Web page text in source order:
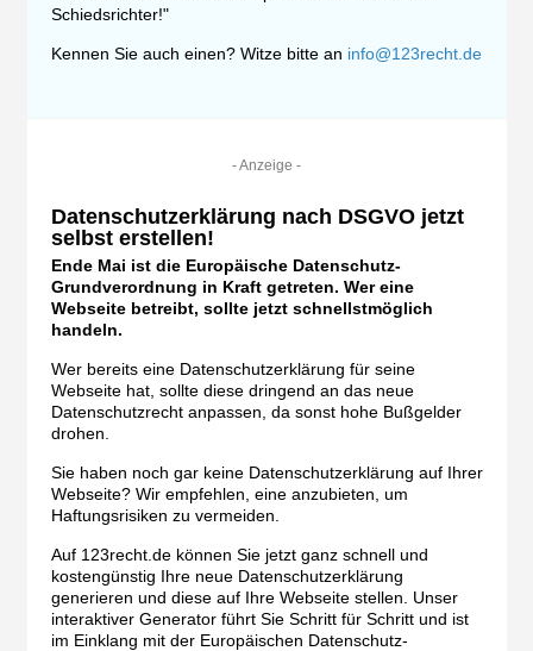
Schiedsrichter!"
Kennen Sie auch einen? Witze bitte an info@123recht.de
- Anzeige -
Datenschutzerklärung nach DSGVO jetzt
selbst erstellen!
Ende Mai ist die Europäische Datenschutz-
Grundverordnung in Kraft getreten. Wer eine
Webseite betreibt, sollte jetzt schnellstmöglich
handeln.
Wer bereits eine Datenschutzerklärung für seine
Webseite hat, sollte diese dringend an das neue
Datenschutzrecht anpassen, da sonst hohe Bußgelder
drohen.
Sie haben noch gar keine Datenschutzerklärung auf Ihrer
Webseite? Wir empfehlen, eine anzubieten, um
Haftungsrisiken zu vermeiden.
Auf 123recht.de können Sie jetzt ganz schnell und
kostengünstig Ihre neue Datenschutzerklärung
generieren und diese auf Ihre Webseite stellen. Unser
interaktiver Generator führt Sie Schritt für Schritt und ist
im Einklang mit der Europäischen Datenschutz-